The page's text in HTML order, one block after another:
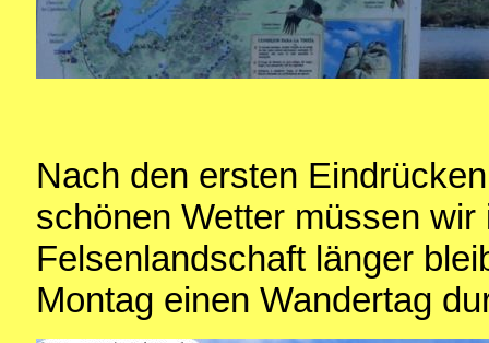
Nach den ersten
schönen Wetter müssen
Felsenlandschaft länger
Montag einen Wandertag